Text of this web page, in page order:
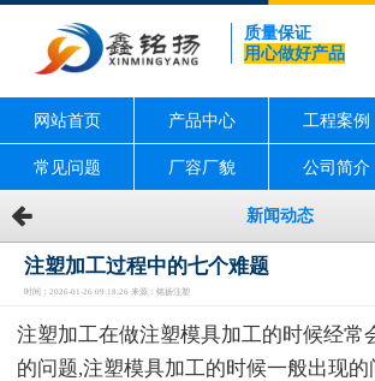
质量保证
用心做好产品
网站首页 产品中心 工程案例
常见问题 厂容厂貌 公司简介
新闻动态
注塑加工过程中的七个难题
时间：2026-01-26 09:18:26 来源：铭扬注塑
注塑加工在做注塑模具加工的时候经常
的问题,注塑模具加工的时候一般出现的